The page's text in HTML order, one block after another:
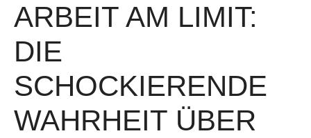
ARBEIT AM LIMIT:
DIE
SCHOCKIERENDE
WAHRHEIT ÜBER